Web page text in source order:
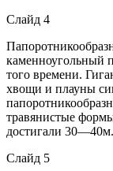
Слайд 4
каменноугольный
того времени.
хвощи и плауны
травянистые
достигали
Слайд 5